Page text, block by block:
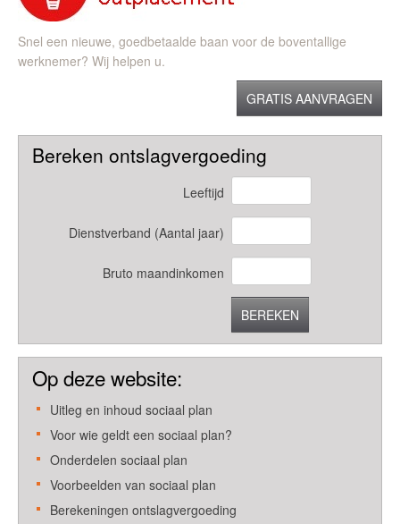
Snel een nieuwe, goedbetaalde baan voor de boventallige
werknemer? Wij helpen u.
GRATIS AANVRAGEN
Bereken ontslagvergoeding
Leeftijd
Dienstverband (Aantal jaar)
Bruto maandinkomen
BEREKEN
Op deze website:
Uitleg en inhoud sociaal plan
Voor wie geldt een sociaal plan?
Onderdelen sociaal plan
Voorbeelden van sociaal plan
Berekeningen ontslagvergoeding